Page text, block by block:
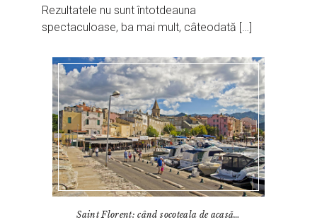
Rezultatele nu sunt întotdeauna
spectaculoase, ba mai mult, câteodată […]
Saint Florent: când socoteala de acasă…